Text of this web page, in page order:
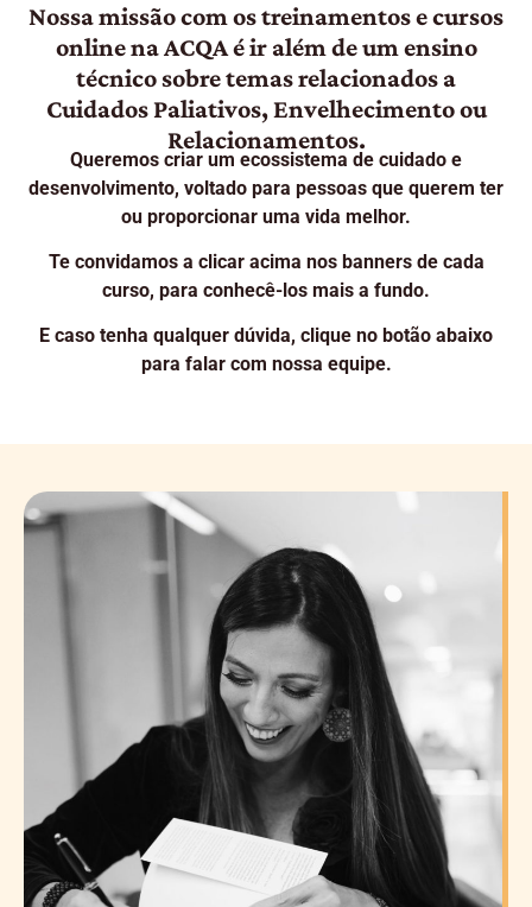
Nossa missão com os treinamentos e cursos
online na ACQA é ir além de um ensino
técnico sobre temas relacionados a
Cuidados Paliativos, Envelhecimento ou
Relacionamentos.
Queremos criar um ecossistema de cuidado e
desenvolvimento, voltado para pessoas que querem ter
ou proporcionar uma vida melhor.
Te convidamos a clicar acima nos banners de cada
curso, para conhecê-los mais a fundo.
E caso tenha qualquer dúvida, clique no botão abaixo
para falar com nossa equipe.